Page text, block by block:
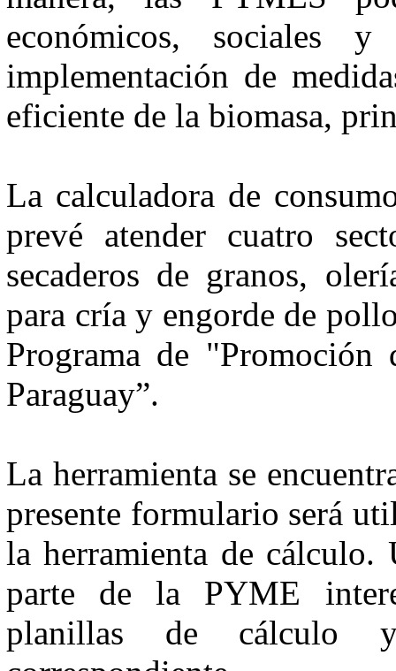
económicos, sociales
implementación de
eficiente de la biomasa,
La calculadora de
prevé atender cuatro
secaderos de granos,
para cría y engorde de
Programa de
Paraguay”.
La herramienta se
presente formulario será
la herramienta de
parte de la PYME
planillas de cálculo y